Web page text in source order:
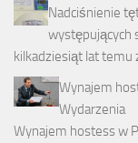
Nadciśnienie
występujących
kilkadziesiąt lat temu
Wynajem
Wydarzenia
Wynajem hostess w